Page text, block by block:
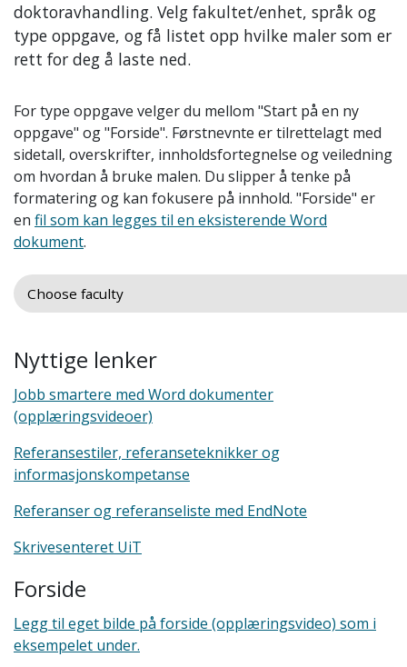
doktoravhandling. Velg fakultet/enhet, språk og
type oppgave, og få listet opp hvilke maler som er
rett for deg å laste ned.
For type oppgave velger du mellom "Start på en ny
oppgave" og "Forside". Førstnevnte er tilrettelagt med
sidetall, overskrifter, innholdsfortegnelse og veiledning
om hvordan å bruke malen. Du slipper å tenke på
formatering og kan fokusere på innhold. "Forside" er
en fil som kan legges til en eksisterende Word
dokument.
Nyttige lenker
Jobb smartere med Word dokumenter
(opplæringsvideoer)
Referansestiler, referanseteknikker og
informasjonskompetanse
Referanser og referanseliste med EndNote
Skrivesenteret UiT
Forside
Legg til eget bilde på forside (opplæringsvideo) som i
eksempelet under.